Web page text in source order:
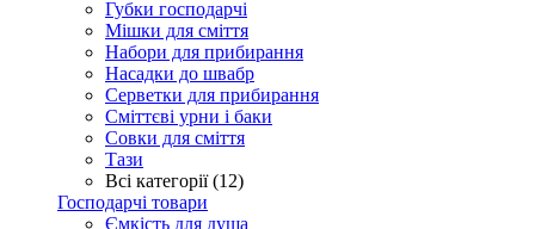
Губки господарчі
Мішки для сміття
Набори для прибирання
Насадки до швабр
Серветки для прибирання
Сміттєві урни і баки
Совки для сміття
Тази
Всі категорії (12)
Господарчі товари
Ємкість для душа